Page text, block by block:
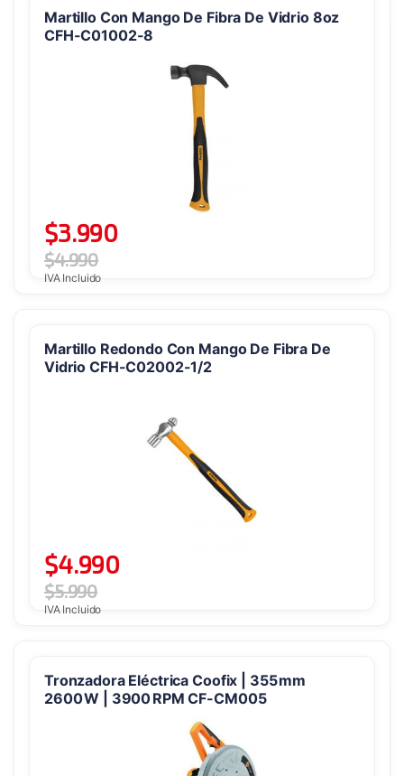
Martillo Con Mango De Fibra De Vidrio 8oz
CFH-C01002-8
$3.990
$4.990
IVA Incluido
Martillo Redondo Con Mango De Fibra De
Vidrio CFH-C02002-1/2
$4.990
$5.990
IVA Incluido
Tronzadora Eléctrica Coofix | 355 mm
2600 W | 3900 RPM CF-CM005